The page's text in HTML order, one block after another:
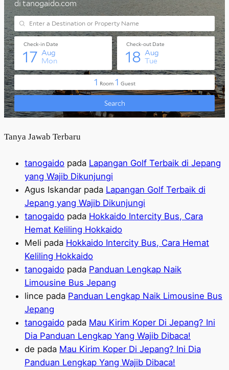
Tanya Jawab Terbaru
tanogaido pada Lapangan Golf Terbaik di Jepang
yang Wajib Dikunjungi
Agus Iskandar pada Lapangan Golf Terbaik di
Jepang yang Wajib Dikunjungi
tanogaido pada Hokkaido Intercity Bus, Cara
Hemat Keliling Hokkaido
Meli pada Hokkaido Intercity Bus, Cara Hemat
Keliling Hokkaido
tanogaido pada Panduan Lengkap Naik
Limousine Bus Jepang
lince pada Panduan Lengkap Naik Limousine Bus
Jepang
tanogaido pada Mau Kirim Koper Di Jepang? Ini
Dia Panduan Lengkap Yang Wajib Dibaca!
de pada Mau Kirim Koper Di Jepang? Ini Dia
Panduan Lengkap Yang Wajib Dibaca!